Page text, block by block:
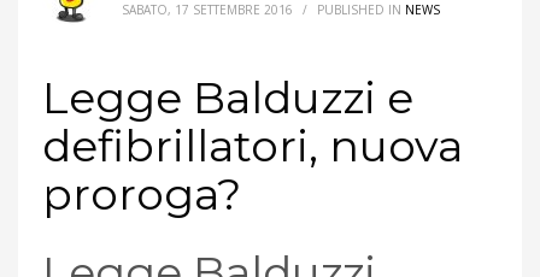
SABATO, 17 SETTEMBRE 2016 / PUBLISHED IN NEWS
Legge Balduzzi e
defibrillatori, nuova
proroga?